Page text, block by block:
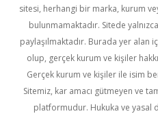
sitesi, herhangi bir marka, kurum
bulunmamaktadır. Sitede
paylaşılmaktadır. Burada yer alan
olup, gerçek kurum ve kişiler
Gerçek kurum ve kişiler ile isim
Sitemiz, kar amacı gütmeyen ve
platformudur. Hukuka ve yasal